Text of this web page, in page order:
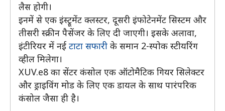
लैस होगी।
इनमें से एक इंस्ट्रूमेंट क्लस्टर, दूसरी इंफोटेनमेंट सिस्टम और
तीसरी स्क्रीन पैसेंजर के लिए दी जाएगी। इसके अलावा,
इंटीरियर में नई टाटा सफारी के समान 2-स्पोक स्टीयरिंग
व्हील मिलेगा।
XUV.e8 का सेंटर कंसोल एक ऑटोमैटिक गियर सिलेक्टर
और ड्राइविंग मोड के लिए एक डायल के साथ पारंपरिक
कंसोल जैसा ही है।